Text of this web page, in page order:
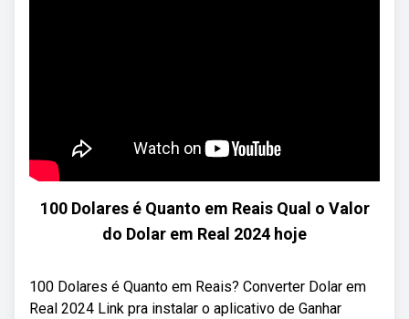
100 Dolares é Quanto em Reais Qual o Valor
do Dolar em Real 2024 hoje
100 Dolares é Quanto em Reais? Converter Dolar em
Real 2024 Link pra instalar o aplicativo de Ganhar